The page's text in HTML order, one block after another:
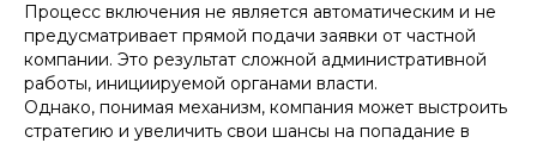
Процесс включения не является автоматическим и не
предусматривает прямой подачи заявки от частной
компании. Это результат сложной административной
работы, инициируемой органами власти.
Однако, понимая механизм, компания может выстроить
стратегию и увеличить свои шансы на попадание в